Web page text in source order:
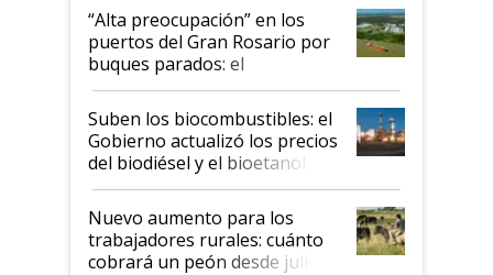
“Alta preocupación” en los
puertos del Gran Rosario por
buques parados: el
funcionamiento de las
exportadoras en tensión tras
la medida de fuerza de los
prácticos
Suben los biocombustibles: el
Gobierno actualizó los precios
del biodiésel y el bioetanol
Nuevo aumento para los
trabajadores rurales: cuánto
cobrará un peón desde julio